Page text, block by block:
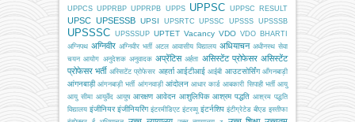
UPPCS UPPRBP UPPRPB UPPS UPPSC UPPSC RESULT
UPSC UPSESSB UPSI UPSRTC UPSSC UPSSS UPSSSB
UPSSSC UPSSSUP UPTET Vacancy VDO VDO BHARTI
अग्निपथ अग्निवीर अग्निवीर भर्ती अटल आवासीय विद्यालय अधियाचन अधीनस्थ सेवा
चयन आयोग अनुदेशक अनुवादक अप्रेंटिस अर्हता असिस्टेंट प्रोफेसर असिस्टेंट
प्रोफेसर भर्ती अस्सिटेंट प्रोफेसर अहर्ता आईटीआई आईबी आउटसोर्सिंग आँगनबाड़ी
आंगनबाड़ी आंगनबाड़ी भर्ती आंगनवाड़ी आंदोलन आधार कार्ड आबकारी सिपाही भर्ती आयु
आयु सीमा आयुर्वेद आयुष आरक्षण आवेदन आशुलिपिक आश्रम पद्धति आश्रम पद्धति
विद्यालय इंजीनियर इंजीनियरिंग इंटरमीडिएट इंटरव्यू इंटर्नशिप इंटीग्रेटेड बीएड इस्तीफा